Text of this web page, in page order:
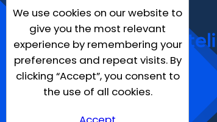
We use cookies on our website to
give you the most relevant
experience by remembering your
preferences and repeat visits. By
clicking “Accept”, you consent to
the use of all cookies.